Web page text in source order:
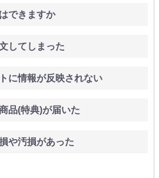
できますか
してしまった
に情報が反映されない
品(特典)が届いた
や汚損があった